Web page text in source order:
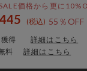
価格から更に
55％OFF
得 詳細はこちら
料 詳細はこちら